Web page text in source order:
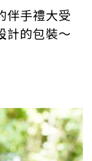
伴手禮大受
計的包裝～